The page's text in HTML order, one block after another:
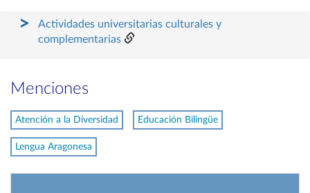
Actividades universitarias culturales y
complementarias
Menciones
Atención a la Diversidad Educación Bilingüe
Lengua Aragonesa